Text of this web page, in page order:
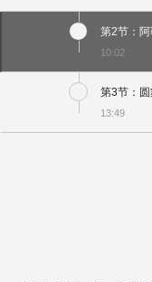
第2节：
10:02
第3节：圆
13:49